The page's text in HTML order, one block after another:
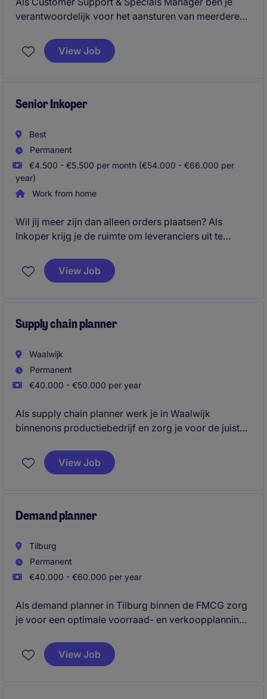
verantwoordelijk voor het aansturen van meerdere
maatwerkprojecten. Je speelt een sleutelrol in het
bewaken van operationele prestaties, het verbeteren
stakeholders.
View Job
Senior Inkoper
Best
Permanent
€4.500 - €5.500 per month (€54.000 - €66.000 per
year)
Work from home
Wil jij meer zijn dan alleen orders plaatsen? Als
Inkoper krijg je de ruimte om leveranciers uit te
bijdrage te leveren aan de prestaties van de
organisatie.
View Job
Supply chain planner
Waalwijk
Permanent
€40.000 - €50.000 per year
Als supply chain planner werk je in Waalwijk
binnenons productiebedrijf en zorg je voor de juiste
zodat het productiproces zo efficiënt mogelijk
verloopt. Je speelt een sleutelrol en hebt veel contact
View Job
Demand planner
Tilburg
Permanent
€40.000 - €60.000 per year
Als demand planner in Tilburg binnen de FMCG zorg
je voor een optimale voorraad- en verkoopplanning.
het inkoop- en supply chain teams.
View Job